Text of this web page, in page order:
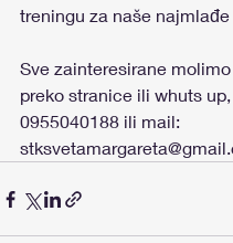
treningu za naše
Sve zainteresirane
preko stranice ili whuts
0955040188 ili mail: